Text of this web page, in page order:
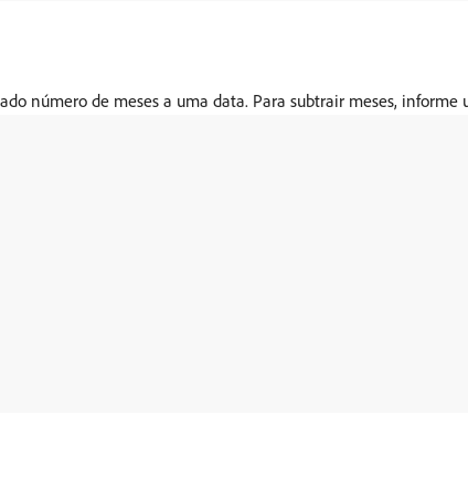
número de meses a uma data. Para subtrair meses, informe